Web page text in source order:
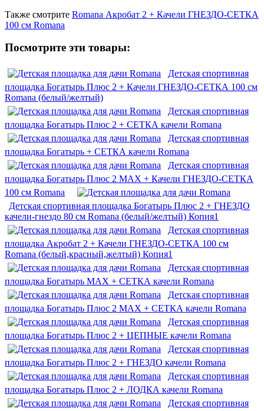
Также смотрите Romana Акробат 2 + Качели ГНЕЗДО-СЕТКА
100 см Romana
Посмотрите эти товары:
Детская спортивная
площадка Богатырь Плюс 2 + Качели ГНЕЗДО-СЕТКА 100 см
Romana (белый/желтый)
Детская спортивная
площадка Богатырь Плюс 2 + СЕТКА качели Romana
Детская спортивная
площадка Богатырь + СЕТКА качели Romana
Детская спортивная
площадка Богатырь Плюс 2 MAX + Качели ГНЕЗДО-СЕТКА
100 см Romana
Детская спортивная площадка Богатырь Плюс 2 + ГНЕЗДО
качели-гнездо 80 см Romana (белый/желтый) Копия1
Детская спортивная
площадка Акробат 2 + Качели ГНЕЗДО-СЕТКА 100 см
Romana (белый,красный,желтый) Копия1
Детская спортивная
площадка Богатырь MAX + СЕТКА качели Romana
Детская спортивная
площадка Богатырь Плюс 2 MAX + СЕТКА качели Romana
Детская спортивная
площадка Богатырь Плюс 2 + ЦЕПНЫЕ качели Romana
Детская спортивная
площадка Богатырь Плюс 2 + ГНЕЗДО качели Romana
Детская спортивная
площадка Богатырь Плюс 2 + ЛОДКА качели Romana
Детская спортивная